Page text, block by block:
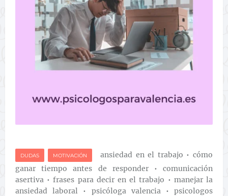
DUDAS MOTIVACIÓN ansiedad en el trabajo •cómo
ganar tiempo antes de responder•comunicación
asertiva •frases para decir en el trabajo • manejar la
ansiedad laboral • psicóloga valencia•psicologos